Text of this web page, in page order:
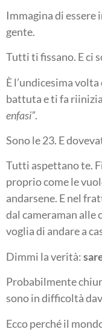
Immagina di essere
gente.
Tutti ti fissano. E ci
È l’undicesima
battuta e ti fa
enfasi”.
Sono le 23. E
Tutti aspettano te.
proprio come le
andarsene. E nel
dal cameraman alle
voglia di andare a
Dimmi la verità:
Probabilmente
sono in difficoltà
Ecco perché il